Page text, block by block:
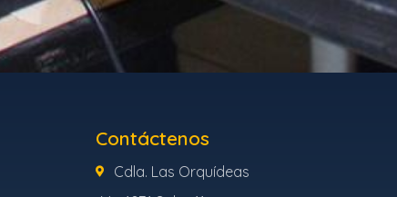
Contáctenos
Cdla. Las Orquídeas